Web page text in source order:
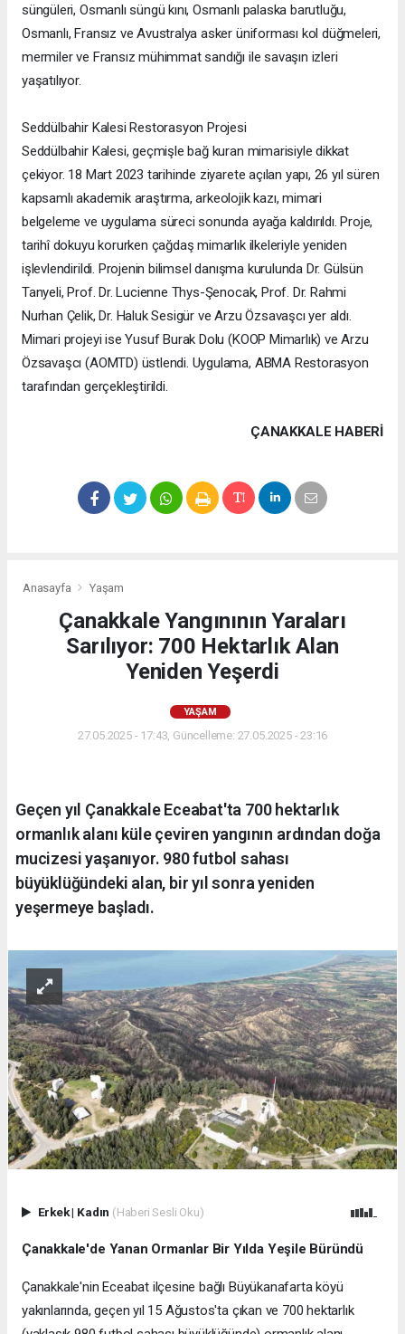
süngüleri, Osmanlı süngü kını, Osmanlı palaska barutluğu,
Osmanlı, Fransız ve Avustralya asker üniforması kol düğmeleri,
mermiler ve Fransız mühimmat sandığı ile savaşın izleri
yaşatılıyor.
Seddülbahir Kalesi Restorasyon Projesi
Seddülbahir Kalesi, geçmişle bağ kuran mimarisiyle dikkat
çekiyor. 18 Mart 2023 tarihinde ziyarete açılan yapı, 26 yıl süren
kapsamlı akademik araştırma, arkeolojik kazı, mimari
belgeleme ve uygulama süreci sonunda ayağa kaldırıldı. Proje,
tarihî dokuyu korurken çağdaş mimarlık ilkeleriyle yeniden
işlevlendirildi. Projenin bilimsel danışma kurulunda Dr. Gülsün
Tanyeli, Prof. Dr. Lucienne Thys-Şenocak, Prof. Dr. Rahmi
Nurhan Çelik, Dr. Haluk Sesigür ve Arzu Özsavaşcı yer aldı.
Mimari projeyi ise Yusuf Burak Dolu (KOOP Mimarlık) ve Arzu
Özsavaşcı (AOMTD) üstlendi. Uygulama, ABMA Restorasyon
tarafından gerçekleştirildi.
ÇANAKKALE HABERİ
Anasayfa Yaşam
Çanakkale Yangınının Yaraları
Sarılıyor: 700 Hektarlık Alan
Yeniden Yeşerdi
YAŞAM
27.05.2025 - 17:43, Güncelleme: 27.05.2025 - 23:16
Geçen yıl Çanakkale Eceabat'ta 700 hektarlık
ormanlık alanı küle çeviren yangının ardından doğa
mucizesi yaşanıyor. 980 futbol sahası
büyüklüğündeki alan, bir yıl sonra yeniden
yeşermeye başladı.
Erkek| Kadın (Haberi Sesli Oku)
Çanakkale'de Yanan Ormanlar Bir Yılda Yeşile Büründü
Çanakkale'nin Eceabat ilçesine bağlı Büyükanafarta köyü
yakınlarında, geçen yıl 15 Ağustos'ta çıkan ve 700 hektarlık